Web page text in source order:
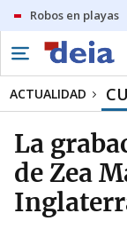
Robos en playas
ACTUALIDAD
La
de Zea